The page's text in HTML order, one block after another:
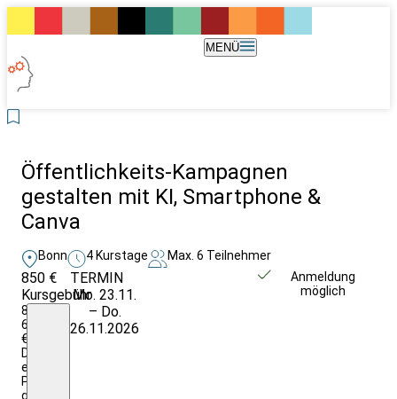
MENÜ
Öffentlichkeits-Kampagnen
gestalten mit KI, Smartphone &
Canva
Bonn 4 Kurstage Max. 6 Teilnehmer
850 €
Kursgebühr
850,-/
650,-
€
Der
ermäßigte
Preis
gilt
TERMIN
Mo. 23.11.
– Do.
26.11.2026
Anmeldung
möglich